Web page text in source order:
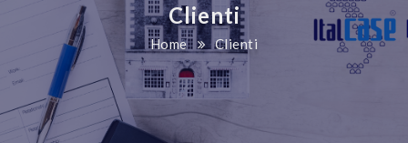
Clienti
Home Clienti